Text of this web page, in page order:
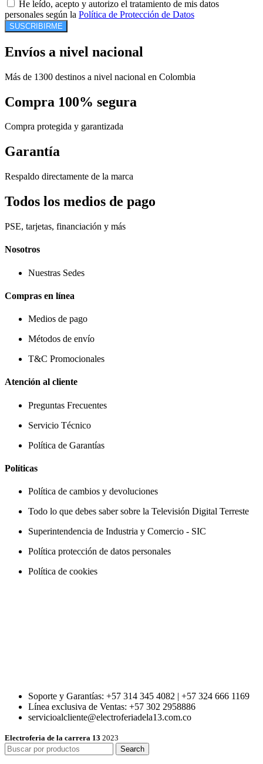
He leído, acepto y autorizo el tratamiento de mis datos
personales según la Política de Protección de Datos
SUSCRIBIRME
Envíos a nivel nacional
Más de 1300 destinos a nivel nacional en Colombia
Compra 100% segura
Compra protegida y garantizada
Garantía
Respaldo directamente de la marca
Todos los medios de pago
PSE, tarjetas, financiación y más
Nosotros
Nuestras Sedes
Compras en línea
Medios de pago
Métodos de envío
T&C Promocionales
Atención al cliente
Preguntas Frecuentes
Servicio Técnico
Política de Garantías
Políticas
Política de cambios y devoluciones
Todo lo que debes saber sobre la Televisión Digital Terreste
Superintendencia de Industria y Comercio - SIC
Política protección de datos personales
Política de cookies
Soporte y Garantías: +57 314 345 4082 | +57 324 666 1169
Línea exclusiva de Ventas: +57 302 2958886
servicioalcliente@electroferiadela13.com.co
Electroferia de la carrera 13 2023
Search